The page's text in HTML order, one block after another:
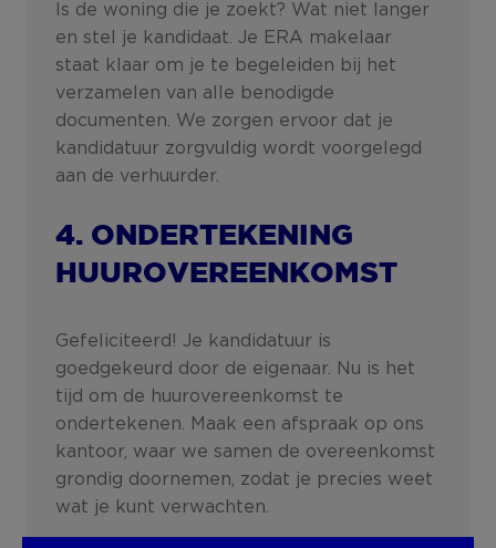
Is de woning die je zoekt? Wat niet langer
en stel je kandidaat. Je ERA makelaar
staat klaar om je te begeleiden bij het
verzamelen van alle benodigde
documenten. We zorgen ervoor dat je
kandidatuur zorgvuldig wordt voorgelegd
aan de verhuurder.
4. ONDERTEKENING
HUUROVEREENKOMST
Gefeliciteerd! Je kandidatuur is
goedgekeurd door de eigenaar. Nu is het
tijd om de huurovereenkomst te
ondertekenen. Maak een afspraak op ons
kantoor, waar we samen de overeenkomst
grondig doornemen, zodat je precies weet
wat je kunt verwachten.